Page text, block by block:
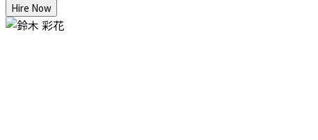
Hire Now